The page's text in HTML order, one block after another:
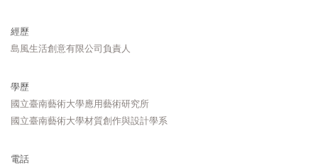
經歷
島風生活創意有限公司負責人
學歷
國立臺南藝術大學應用藝術研究所
國立臺南藝術大學材質創作與設計學系
電話